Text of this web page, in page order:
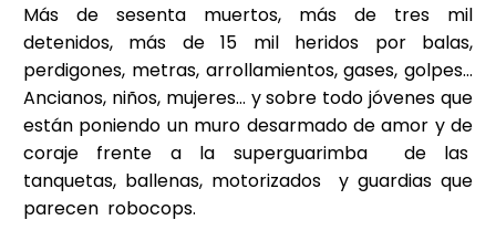
Más de sesenta muertos, más de tres mil
detenidos, más de 15 mil heridos por balas,
perdigones, metras, arrollamientos, gases, golpes…
Ancianos, niños, mujeres… y sobre todo jóvenes que
están poniendo un muro desarmado de amor y de
coraje frente a la superguarimba de las
tanquetas, ballenas, motorizados y guardias que
parecen robocops.